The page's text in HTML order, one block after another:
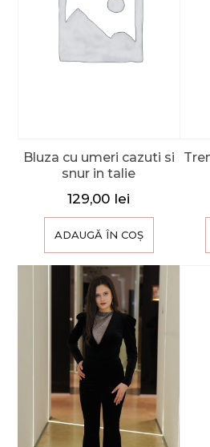
Bluza cu umeri cazuti si
snur in talie
129,00 lei
ADAUGĂ ÎN COȘ